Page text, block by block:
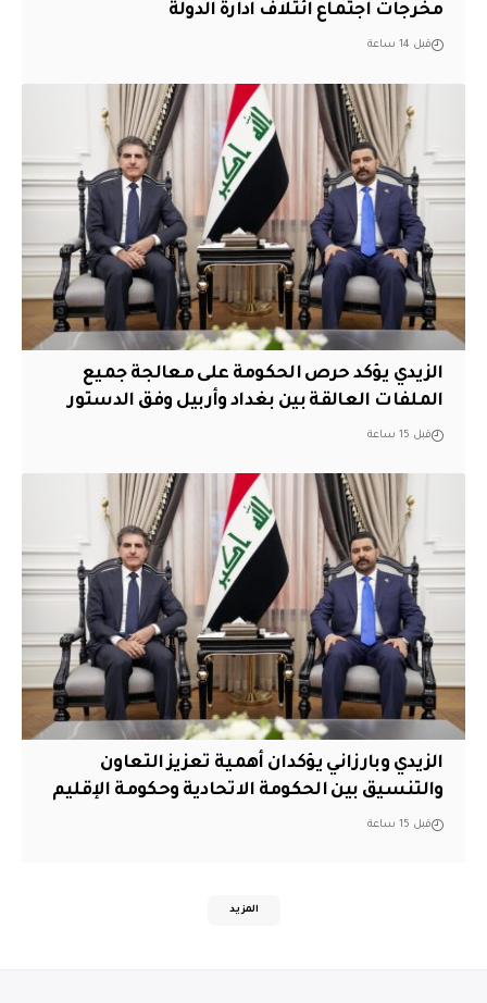
مخرجات اجتماع ائتلاف ادارة الدولة
قبل 14 ساعة
الزيدي يؤكد حرص الحكومة على معالجة جميع
الملفات العالقة بين بغداد وأربيل وفق الدستور
قبل 15 ساعة
الزيدي وبارزاني يؤكدان أهمية تعزيز التعاون
والتنسيق بين الحكومة الاتحادية وحكومة الإقليم
قبل 15 ساعة
المزيد